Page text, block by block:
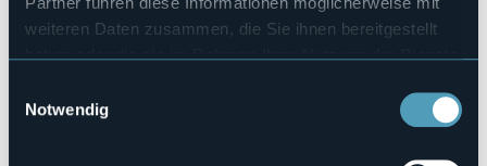
weiteren Daten zusammen, die Sie ihnen bereitgestellt
haben oder die sie im Rahmen Ihrer Nutzung der Dienste
Notwendig
http://www.casaevela.com
Codice CIR
103049-CIM-00001